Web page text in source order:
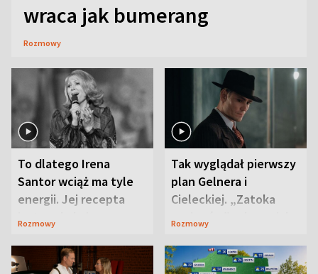
wraca jak bumerang
Rozmowy
To dlatego Irena
Santor wciąż ma tyle
energii. Jej recepta
jest zaskakująco
Rozmowy
Tak wyglądał pierwszy
plan Gelnera i
Cieleckiej. „Zatoka
szpiegów” od razu ich
Rozmowy